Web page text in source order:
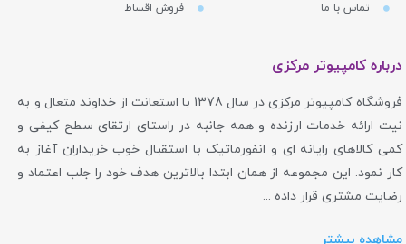
تماس با ما
فروش اقساط
درباره کامپیوتر مرکزی
فروشگاه کامپیوتر مرکزی در سال 1378 با استعانت از خداوند متعال و به
نیت ارائه خدمات ارزنده و همه جانبه در راستای ارتقای سطح کیفی و
کمی کالاهای رایانه ای و انفورماتیک با استقبال خوب خریداران آغاز به
کار نمود. این مجموعه از همان ابتدا بالاترین هدف خود را جلب اعتماد و
رضایت مشتری قرار داده ...
مشاهده بیشتر